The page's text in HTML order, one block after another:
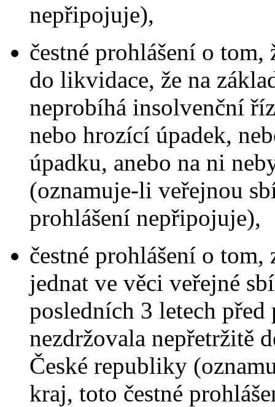
nepřipojuje),
čestné prohlášení o
do likvidace, že na
neprobíhá insolvenční
nebo hrozící úpadek,
úpadku, anebo na ni
(oznamuje-li veřejnou
prohlášení nepřipojuje),
čestné prohlášení o tom,
jednat ve věci veřejné
posledních 3 letech
nezdržovala nepřetržitě
České republiky
kraj, toto čestné